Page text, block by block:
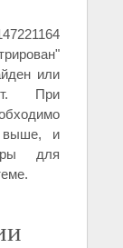
или
При
выше, и
для